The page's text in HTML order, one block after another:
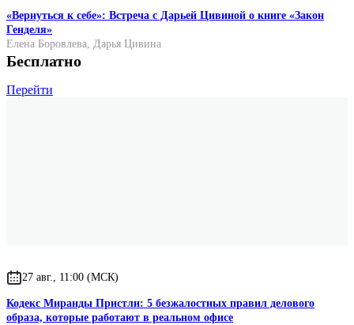
«Вернуться к себе»: Встреча с Дарьей Цивиной о книге «Закон
Генделя»
Елена Боровлева, Дарья Цивина
Бесплатно
Перейти
27 авг., 11:00 (МСК)
Кодекс Миранды Пристли: 5 безжалостных правил делового
образа, которые работают в реальном офисе